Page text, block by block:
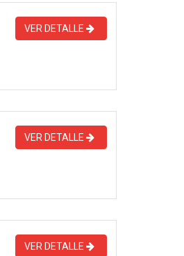
VER DETALLE
VER DETALLE
VER DETALLE